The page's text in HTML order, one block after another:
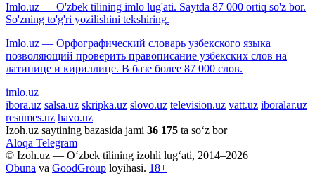
Imlo.uz — O'zbek tilining imlo lug'ati. Saytda 87 000 ortiq so'z bor.
So'zning to'g'ri yozilishini tekshiring.
Imlo.uz — Орфографический словарь узбекского языка
позволяющий проверить правописание узбекских слов на
латинице и кириллице. В базе более 87 000 слов.
imlo.uz
ibora.uz salsa.uz skripka.uz slovo.uz television.uz vatt.uz iboralar.uz
resumes.uz havo.uz
Izoh.uz saytining bazasida jami 36 175 ta so‘z bor
Aloqa Telegram
© Izoh.uz — O‘zbek tilining izohli lug‘ati, 2014–2026
Obuna va GoodGroup loyihasi. 18+